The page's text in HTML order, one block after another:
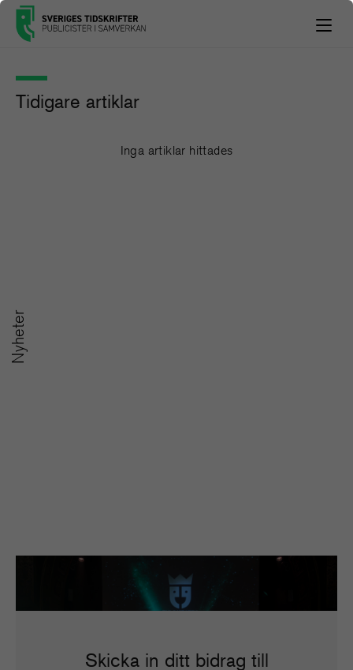
Tidigare artiklar
Inga artiklar hittades
Nyheter
Skicka in ditt bidrag till